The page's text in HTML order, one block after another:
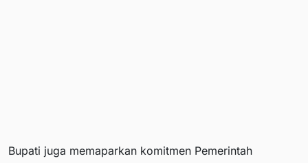
Bupati juga memaparkan komitmen Pemerintah